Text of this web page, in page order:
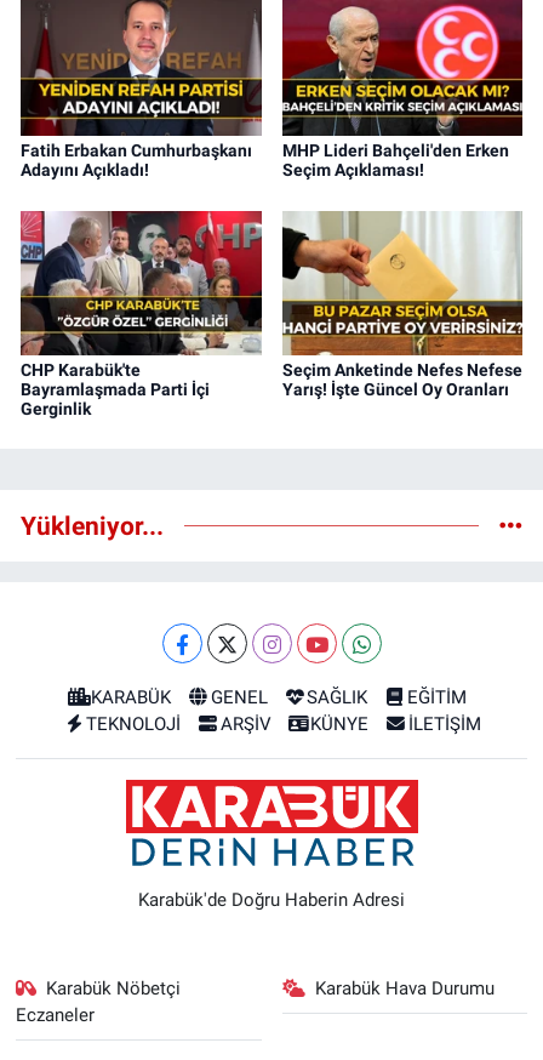
Fatih Erbakan Cumhurbaşkanı
Adayını Açıkladı!
MHP Lideri Bahçeli'den Erken
Seçim Açıklaması!
CHP Karabük'te
Bayramlaşmada Parti İçi
Gerginlik
Seçim Anketinde Nefes Nefese
Yarış! İşte Güncel Oy Oranları
Yükleniyor...
KARABÜK GENEL SAĞLIK
EĞİTİM
TEKNOLOJİ
ARŞİV KÜNYE İLETİŞİM
Karabük'de Doğru Haberin Adresi
Karabük Nöbetçi
Eczaneler
Karabük Hava Durumu